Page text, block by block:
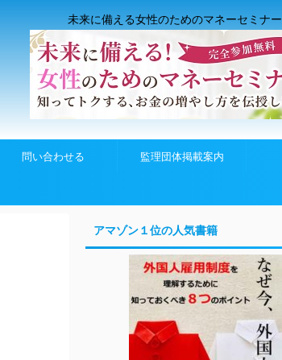
未来に備える女性のためのマネーセミナー
問い合わせる 監理団体掲載案内
アマゾン１位の人気書籍